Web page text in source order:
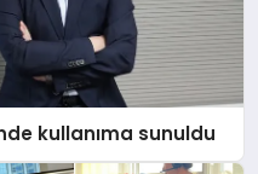
kullanıma sunuldu